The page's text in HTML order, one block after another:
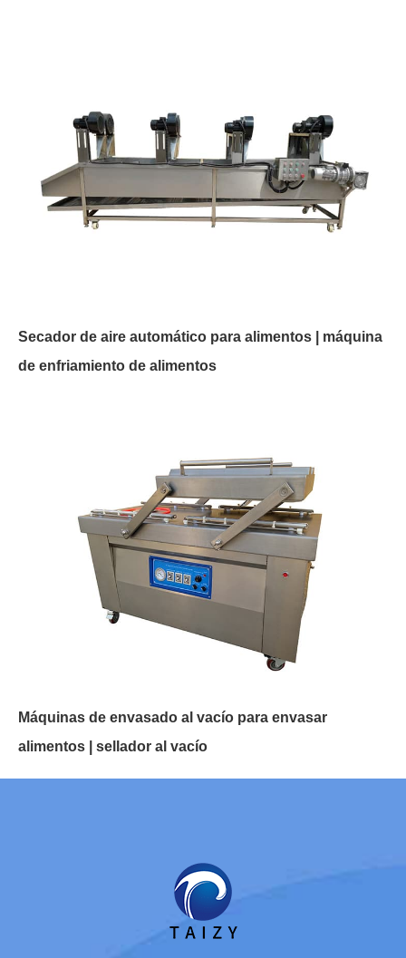
Secador de aire automático para alimentos | máquina
de enfriamiento de alimentos
Máquinas de envasado al vacío para envasar
alimentos | sellador al vacío